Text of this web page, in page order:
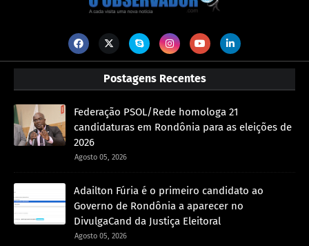
Postagens Recentes
Federação PSOL/Rede homologa 21
candidaturas em Rondônia para as eleições de
2026
Agosto 05, 2026
Adailton Fúria é o primeiro candidato ao
Governo de Rondônia a aparecer no
DivulgaCand da Justiça Eleitoral
Agosto 05, 2026